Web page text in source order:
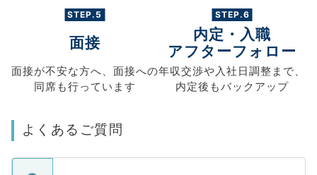
STEP.5
面接
面接が不安な方へ、 面接への
同席も行っています
STEP.6
内定・入職
アフターフォロー
年収交渉や入社日調整まで、
内定後もバックアップ
よくあるご質問